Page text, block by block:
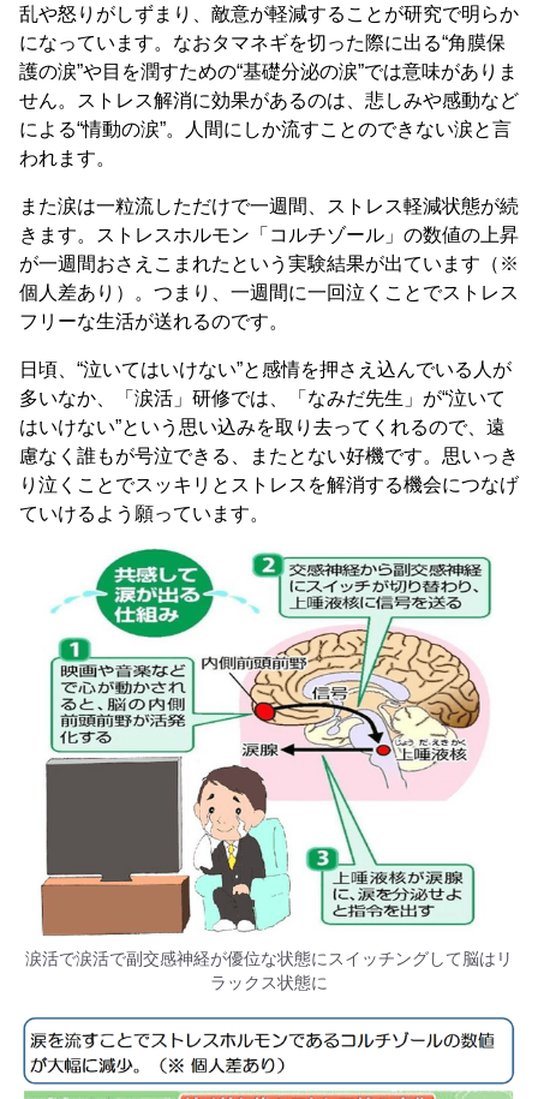
乱や怒りがしずまり、敵意が軽減することが研究で明らか
になっています。なおタマネギを切った際に出る“角膜保
護の涙”や目を潤すための“基礎分泌の涙”では意味がありま
せん。ストレス解消に効果があるのは、悲しみや感動など
による“情動の涙”。人間にしか流すことのできない涙と言
われます。
また涙は一粒流しただけで一週間、ストレス軽減状態が続
きます。ストレスホルモン「コルチゾール」の数値の上昇
が一週間おさえこまれたという実験結果が出ています（※
個人差あり）。つまり、一週間に一回泣くことでストレス
フリーな生活が送れるのです。
日頃、“泣いてはいけない”と感情を押さえ込んでいる人が
多いなか、「涙活」研修では、「なみだ先生」が“泣いて
はいけない”という思い込みを取り去ってくれるので、遠
慮なく誰もが号泣できる、またとない好機です。思いっき
り泣くことでスッキリとストレスを解消する機会につなげ
ていけるよう願っています。
涙活で涙活で副交感神経が優位な状態にスイッチングして脳はリ
ラックス状態に